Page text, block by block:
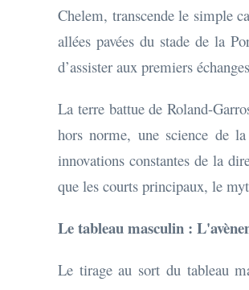
Chelem, transcende le simple
allées pavées du stade de la
d’assister aux premiers
La terre battue de Roland-
hors norme, une science de
innovations constantes de la
que les courts principaux, le
Le tableau masculin :
Le tirage au sort du tableau